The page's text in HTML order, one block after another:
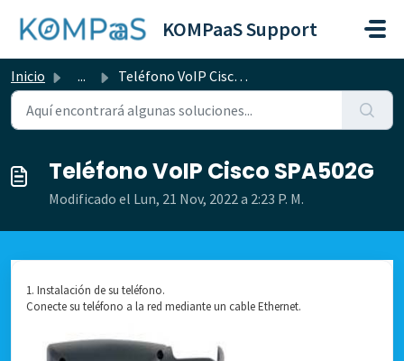
KOMPaaS Support
Inicio ... Teléfono VoIP Cisco SPA502G
Teléfono VoIP Cisco SPA502G
Modificado el Lun, 21 Nov, 2022 a 2:23 P. M.
1. Instalación de su teléfono.
Conecte su teléfono a la red mediante un cable Ethernet.